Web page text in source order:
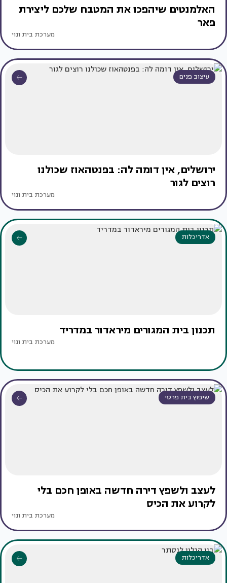
האלמנטים שיהפכו את המטבח שלכם ליצירת
פאר
מערכת בית ונוי
עיצוב פנים
ירושלים, אין דומה לה: בפנטהאוז שכולנו
רוצים לגור
מערכת בית ונוי
אדריכלות
תכנון בית המגורים מיראדור במדריד
מערכת בית ונוי
שיפוץ בית פרטי
לעצב ולשפץ דירה חדשה באופן חכם בלי
לקרוע את הכיס
מערכת בית ונוי
אדריכלות